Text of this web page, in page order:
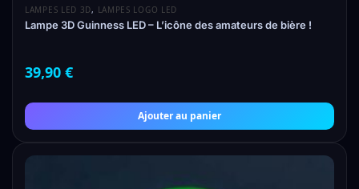
LAMPES LED 3D, LAMPES LOGO LED
Lampe 3D Guinness LED – L’icône des amateurs de bière !
39,90 €
Ajouter au panier